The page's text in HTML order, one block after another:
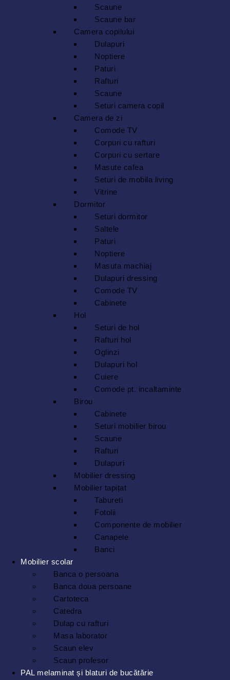
Scaune
Scaune bar
Camera copilului
Dulapuri
Noptiere
Paturi
Rafturi
Scaune
Seturi camera copil
Camera de zi
Comode TV
Corpuri cu rafturi
Corpuri cu sertare
Masute cafea
Seturi de mobila living
Vitrine
Dormitor
Seturi dormitor
Saltele
Paturi
Noptiere
Masuta machiaj
Dulapuri dressing
Comode TV
Cabinete
Hol
Seturi de hol
Rafturi hol
Oglinzi
Dulapuri hol
Cuiere
Comode pt. incaltaminte
Birou
Cabinete
Seturi mobilier birou
Scaune
Rafturi
Dulapuri
Mobilier dressing
Mobilier tapițat
Tabureti
Fotolii
Componente de mobilier
Canapele
Banci
Mobilier scolar
Banca o persoana
Banca doua persoane
Cartoteca
Catedra
Dulap cu rafturi
Masa laborator
Scaun elev
Scaun profesor
PAL melaminat și blaturi de bucătărie